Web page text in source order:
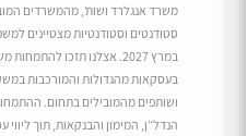
משרד אנגלרד ושות’, מהמשרדים
סטודנטים וסטודנטיות מצטיינים
במרץ 2027. אצלנו תזכו
בעסקאות מהגדולות והמורכבות
ושותפים מהמובילים בתחום.
הנדל”ן, המימון והבנקאות, תוך